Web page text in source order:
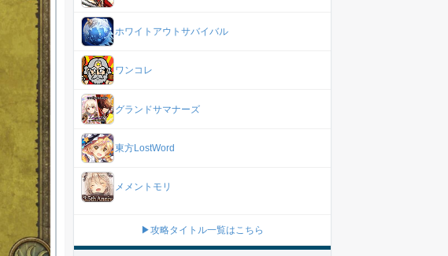
ホワイトアウトサバイバル
ワンコレ
グランドサマナーズ
東方LostWord
メメントモリ
▶攻略タイトル一覧はこちら